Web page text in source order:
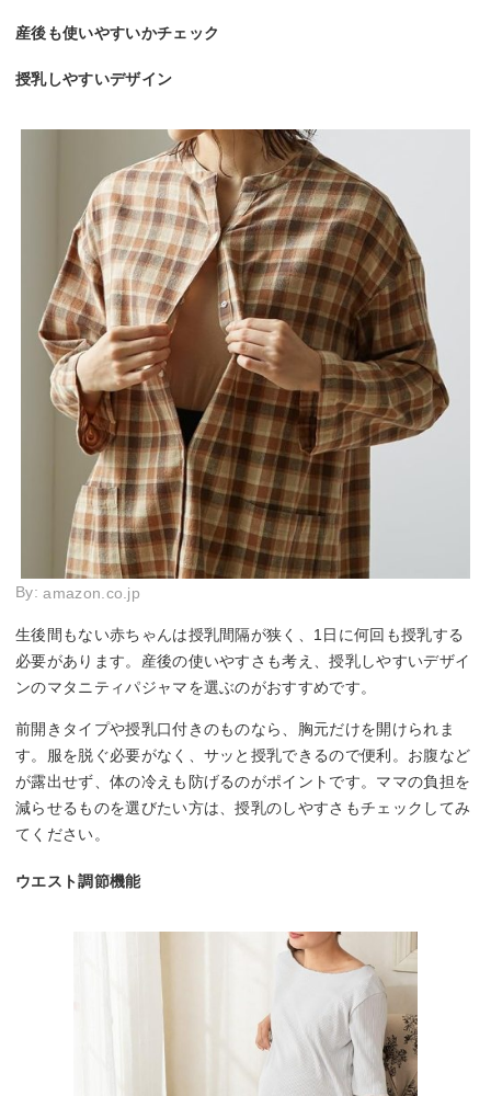
産後も使いやすいかチェック
授乳しやすいデザイン
By:amazon.co.jp
生後間もない赤ちゃんは授乳間隔が狭く、1日に何回も授乳する
必要があります。産後の使いやすさも考え、授乳しやすいデザイ
ンのマタニティパジャマを選ぶのがおすすめです。
前開きタイプや授乳口付きのものなら、胸元だけを開けられま
す。服を脱ぐ必要がなく、サッと授乳できるので便利。お腹など
が露出せず、体の冷えも防げるのがポイントです。ママの負担を
減らせるものを選びたい方は、授乳のしやすさもチェックしてみ
てください。
ウエスト調節機能